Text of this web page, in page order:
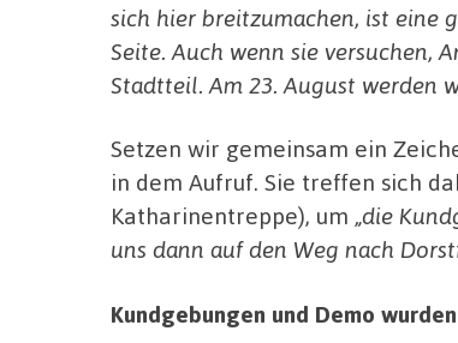
sich hier breitzumachen, ist eine
Seite. Auch wenn sie versuchen,
Stadtteil. Am 23. August werden
Setzen wir gemeinsam ein
in dem Aufruf. Sie treffen sich
Katharinentreppe), um „die
uns dann auf den Weg nach
Kundgebungen und Demo